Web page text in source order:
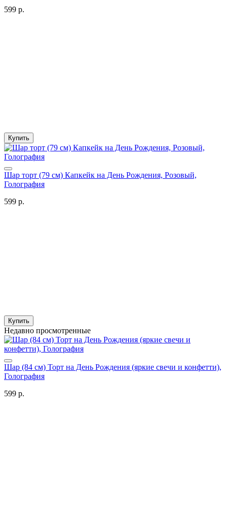
599 р.
Купить
Шар торт (79 см) Капкейк на День Рождения, Розовый,
Голография
599 р.
Купить
Недавно просмотренные
Шар (84 см) Торт на День Рождения (яркие свечи и конфетти),
Голография
599 р.